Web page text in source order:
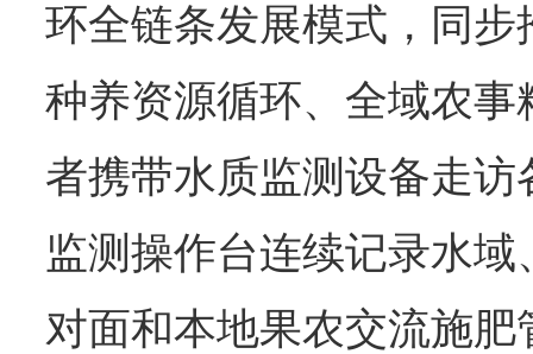
环全链条发展模式，同
种养资源循环、全域农
者携带水质监测设备走
监测操作台连续记录水
对面和本地果农交流施